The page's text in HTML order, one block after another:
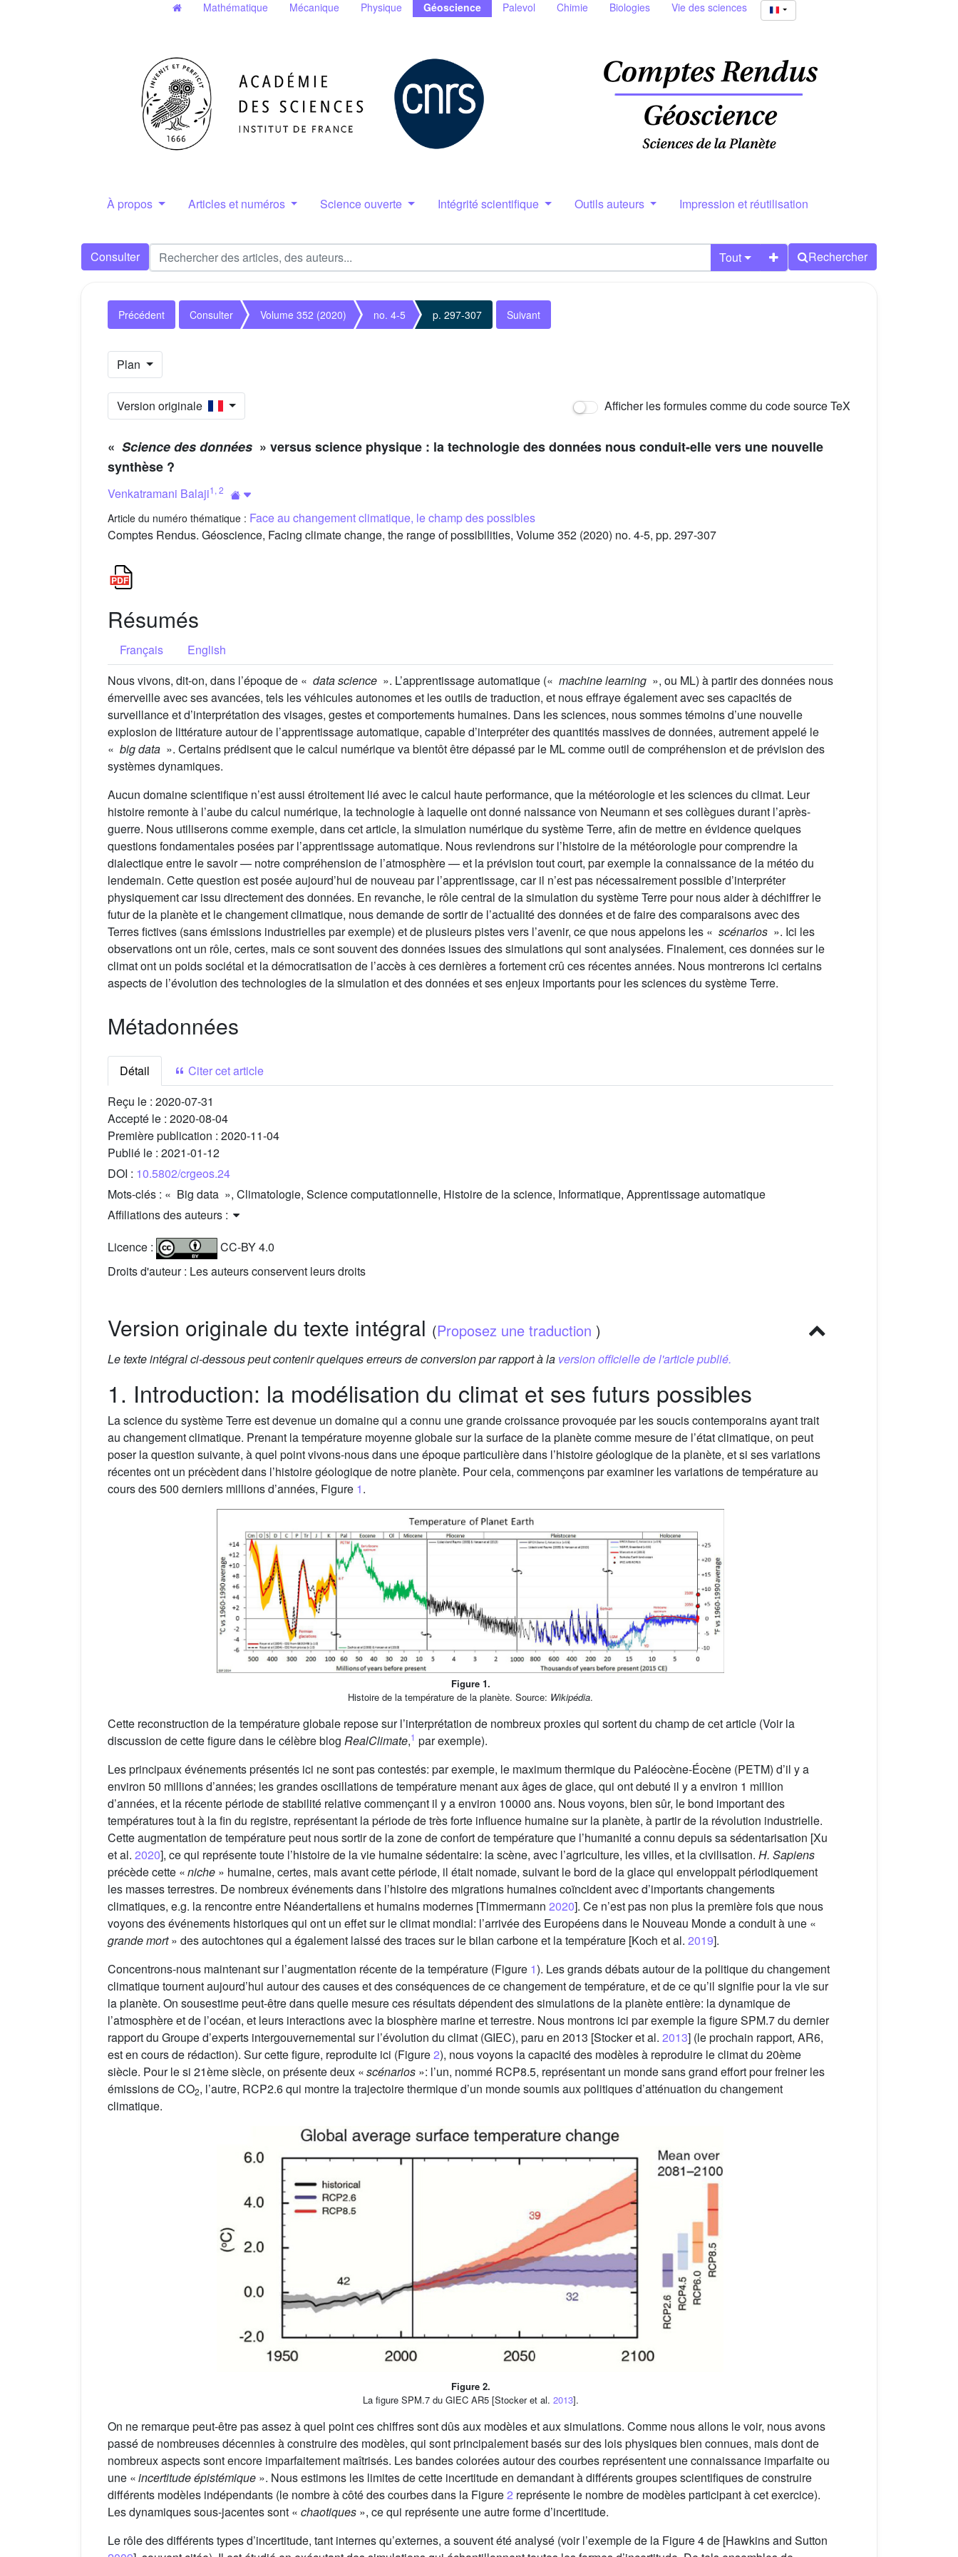
Mathématique Mécanique Physique Géoscience Palevol Chimie Biologies Vie des sciences
À propos Articles et numéros Science ouverte Intégrité scientifique Outils auteurs Impression et réutilisation
Consulter Tout Rechercher
Précédent Consulter Volume 352 (2020) no. 4-5 p. 297-307 Suivant
Plan
Version originale Afficher les formules comme du code source TeX
« Science des données » versus science physique : la technologie des données nous conduit-elle vers une nouvelle
synthèse ?
Venkatramani Balaji1 , 2
Article du numéro thématique : Face au changement climatique, le champ des possibles
Comptes Rendus. Géoscience, Facing climate change, the range of possibilities, Volume 352 (2020) no. 4-5, pp. 297-307
Résumés
Français
English
Nous vivons, dit-on, dans l’époque de « data science ». L’apprentissage automatique (« machine learning », ou ML) à partir des données nous
émerveille avec ses avancées, tels les véhicules autonomes et les outils de traduction, et nous effraye également avec ses capacités de
surveillance et d’interprétation des visages, gestes et comportements humaines. Dans les sciences, nous sommes témoins d’une nouvelle
explosion de littérature autour de l’apprentissage automatique, capable d’interpréter des quantités massives de données, autrement appelé le
« big data ». Certains prédisent que le calcul numérique va bientôt être dépassé par le ML comme outil de compréhension et de prévision des
systèmes dynamiques.
Aucun domaine scientifique n’est aussi étroitement lié avec le calcul haute performance, que la météorologie et les sciences du climat. Leur
histoire remonte à l’aube du calcul numérique, la technologie à laquelle ont donné naissance von Neumann et ses collègues durant l’après-
guerre. Nous utiliserons comme exemple, dans cet article, la simulation numérique du système Terre, afin de mettre en évidence quelques
questions fondamentales posées par l’apprentissage automatique. Nous reviendrons sur l’histoire de la météorologie pour comprendre la
dialectique entre le savoir — notre compréhension de l’atmosphère — et la prévision tout court, par exemple la connaissance de la météo du
lendemain. Cette question est posée aujourd’hui de nouveau par l’apprentissage, car il n’est pas nécessairement possible d’interpréter
physiquement car issu directement des données. En revanche, le rôle central de la simulation du système Terre pour nous aider à déchiffrer le
futur de la planète et le changement climatique, nous demande de sortir de l’actualité des données et de faire des comparaisons avec des
Terres fictives (sans émissions industrielles par exemple) et de plusieurs pistes vers l’avenir, ce que nous appelons les « scénarios ». Ici les
observations ont un rôle, certes, mais ce sont souvent des données issues des simulations qui sont analysées. Finalement, ces données sur le
climat ont un poids sociétal et la démocratisation de l’accès à ces dernières a fortement crû ces récentes années. Nous montrerons ici certains
aspects de l’évolution des technologies de la simulation et des données et ses enjeux importants pour les sciences du système Terre.
Métadonnées
Détail
Citer cet article
Reçu le : 2020-07-31
Accepté le : 2020-08-04
Première publication : 2020-11-04
Publié le : 2021-01-12
DOI : 10.5802/crgeos.24
Mots-clés : « Big data », Climatologie, Science computationnelle, Histoire de la science, Informatique, Apprentissage automatique
Affiliations des auteurs :
Licence :
CC-BY 4.0
Droits d'auteur : Les auteurs conservent leurs droits
Version originale du texte intégral (Proposez une traduction )
Le texte intégral ci-dessous peut contenir quelques erreurs de conversion par rapport à la version officielle de l'article publié.
1. Introduction: la modélisation du climat et ses futurs possibles
La science du système Terre est devenue un domaine qui a connu une grande croissance provoquée par les soucis contemporains ayant trait
au changement climatique. Prenant la température moyenne globale sur la surface de la planète comme mesure de l’état climatique, on peut
poser la question suivante, à quel point vivons-nous dans une époque particulière dans l’histoire géologique de la planète, et si ses variations
récentes ont un précèdent dans l’histoire géologique de notre planète. Pour cela, commençons par examiner les variations de température au
cours des 500 derniers millions d’années, Figure 1.
Figure 1.
Histoire de la température de la planète. Source: Wikipédia.
Cette reconstruction de la température globale repose sur l’interprétation de nombreux proxies qui sortent du champ de cet article (Voir la
discussion de cette figure dans le célèbre blog RealClimate,1 par exemple).
Les principaux événements présentés ici ne sont pas contestés: par exemple, le maximum thermique du Paléocène-Éocène (PETM) d’il y a
environ 50 millions d’années; les grandes oscillations de température menant aux âges de glace, qui ont debuté il y a environ 1 million
d’années, et la récente période de stabilité relative commençant il y a environ 10000 ans. Nous voyons, bien sûr, le bond important des
températures tout à la fin du registre, représentant la période de très forte influence humaine sur la planète, à partir de la révolution industrielle.
Cette augmentation de température peut nous sortir de la zone de confort de température que l’humanité a connu depuis sa sédentarisation [Xu
et al. 2020], ce qui représente toute l’histoire de la vie humaine sédentaire: la scène, avec l’agriculture, les villes, et la civilisation. H. Sapiens
précède cette «niche » humaine, certes, mais avant cette période, il était nomade, suivant le bord de la glace qui enveloppait périodiquement
les masses terrestres. De nombreux événements dans l’histoire des migrations humaines coïncident avec d’importants changements
climatiques, e.g. la rencontre entre Néandertaliens et humains modernes [Timmermann 2020]. Ce n’est pas non plus la première fois que nous
voyons des événements historiques qui ont un effet sur le climat mondial: l’arrivée des Européens dans le Nouveau Monde a conduit à une «
grande mort» des autochtones qui a également laissé des traces sur le bilan carbone et la température [Koch et al. 2019].
Concentrons-nous maintenant sur l’augmentation récente de la température (Figure 1). Les grands débats autour de la politique du changement
climatique tournent aujourd’hui autour des causes et des conséquences de ce changement de température, et de ce qu’il signifie pour la vie sur
la planète. On sousestime peut-être dans quelle mesure ces résultats dépendent des simulations de la planète entière: la dynamique de
l’atmosphère et de l’océan, et leurs interactions avec la biosphère marine et terrestre. Nous montrons ici par exemple la figure SPM.7 du dernier
rapport du Groupe d’experts intergouvernemental sur l’évolution du climat (GIEC), paru en 2013 [Stocker et al. 2013] (le prochain rapport, AR6,
est en cours de rédaction). Sur cette figure, reproduite ici (Figure2), nous voyons la capacité des modèles à reproduire le climat du 20ème
siècle. Pour le si 21ème siècle, on présente deux «scénarios »: l’un, nommé RCP8.5, représentant un monde sans grand effort pour freiner les
émissions de CO2, l’autre, RCP2.6 qui montre la trajectoire thermique d’un monde soumis aux politiques d’atténuation du changement
climatique.
Figure 2.
La figure SPM.7 du GIEC AR5 [Stocker et al. 2013].
On ne remarque peut-être pas assez à quel point ces chiffres sont dûs aux modèles et aux simulations. Comme nous allons le voir, nous avons
passé de nombreuses décennies à construire des modèles, qui sont principalement basés sur des lois physiques bien connues, mais dont de
nombreux aspects sont encore imparfaitement maîtrisés. Les bandes colorées autour des courbes représentent une connaissance imparfaite ou
une «incertitude épistémique ». Nous estimons les limites de cette incertitude en demandant à différents groupes scientifiques de construire
différents modèles indépendants (le nombre à côté des courbes dans la Figure2 représente le nombre de modèles participant à cet exercice).
Les dynamiques sous-jacentes sont « chaotiques », ce qui représente une autre forme d’incertitude.
Le rôle des différents types d’incertitude, tant internes qu’externes, a souvent été analysé (voir l’exemple de la Figure 4 de [Hawkins and Sutton